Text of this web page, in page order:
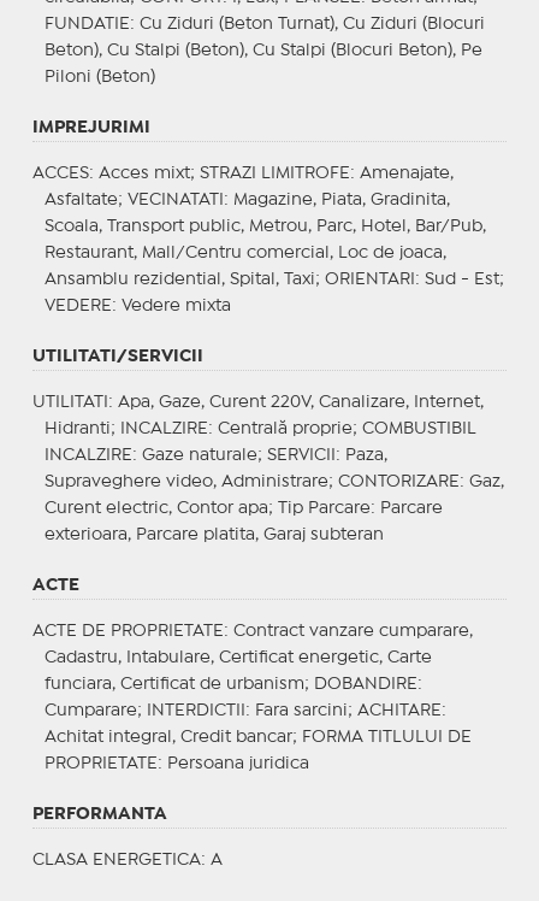
FUNDATIE : Cu Ziduri (Beton Turnat), Cu Ziduri (Blocuri
Beton), Cu Stalpi (Beton), Cu Stalpi (Blocuri Beton), Pe
Piloni (Beton)
IMPREJURIMI
ACCES: Acces mixt; STRAZI LIMITROFE : Amenajate,
Asfaltate; VECINATATI : Magazine, Piata, Gradinita,
Scoala, Transport public, Metrou, Parc, Hotel, Bar/Pub,
Restaurant, Mall/Centru comercial, Loc de joaca,
Ansamblu rezidential, Spital, Taxi; ORIENTARI : Sud - Est;
VEDERE : Vedere mixta
UTILITATI/SERVICII
UTILITATI : Apa, Gaze, Curent 220V, Canalizare, Internet,
Hidranti;
INCALZIRE : Centrală proprie; COMBUSTIBIL
INCALZIRE : Gaze naturale; SERVICII : Paza,
Supraveghere video, Administrare; CONTORIZARE : Gaz,
Curent electric, Contor apa;
Tip Parcare: Parcare
exterioara, Parcare platita, Garaj subteran
ACTE
ACTE DE PROPRIETATE : Contract vanzare cumparare,
Cadastru, Intabulare, Certificat energetic, Carte
funciara, Certificat de urbanism;
DOBANDIRE :
Cumparare;
INTERDICTII : Fara sarcini; ACHITARE :
Achitat integral, Credit bancar; FORMA TITLULUI DE
PROPRIETATE : Persoana juridica
PERFORMANTA
CLASA ENERGETICA: A